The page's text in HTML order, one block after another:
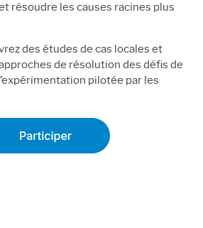
résoudre les causes racines plus
des études de cas locales et
de résolution des défis de
pilotée par les